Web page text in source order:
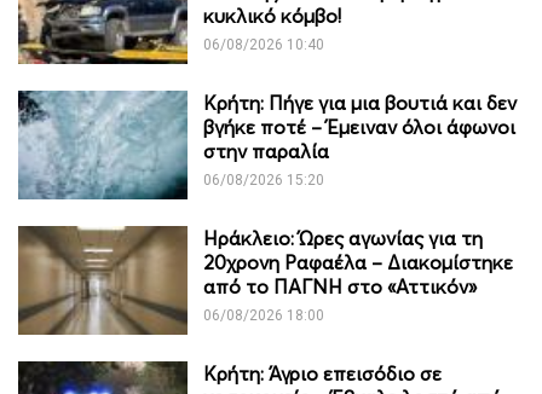
κυκλικό κόμβο!
06/08/2026 10:40
Κρήτη: Πήγε για μια βουτιά και δεν
βγήκε ποτέ – Έμειναν όλοι άφωνοι
στην παραλία
06/08/2026 15:20
Ηράκλειο: Ώρες αγωνίας για τη
20χρονη Ραφαέλα – Διακομίστηκε
από το ΠΑΓΝΗ στο «Αττικόν»
06/08/2026 18:00
Κρήτη: Άγριο επεισόδιο σε